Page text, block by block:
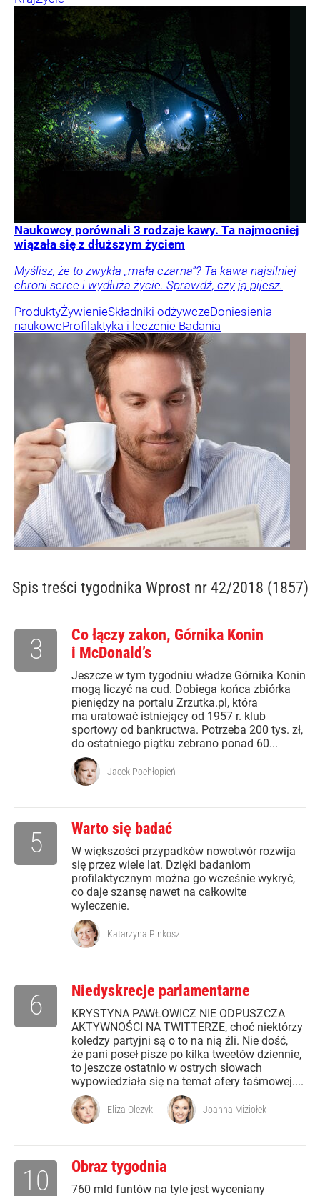
Naukowcy porównali 3 rodzaje kawy. Ta najmocniej
wiązała się z dłuższym życiem
Myślisz, że to zwykła „mała czarna”? Ta kawa najsilniej
chroni serce i wydłuża życie. Sprawdź, czy ją pijesz.
ProduktyŻywienieSkładniki odżywczeDoniesienia
naukoweProfilaktyka i leczenie Badania
Spis treści tygodnika Wprost nr 42/2018 (1857)
Co łączy zakon, Górnika Konin
i McDonald’s
Jeszcze w tym tygodniu władze Górnika Konin
mogą liczyć na cud. Dobiega końca zbiórka
pieniędzy na portalu Zrzutka.pl, która
ma uratować istniejący od 1957 r. klub
sportowy od bankructwa. Potrzeba 200 tys. zł,
do ostatniego piątku zebrano ponad 60...
3
Jacek Pochłopień
Warto się badać
W większości przypadków nowotwór rozwija
się przez wiele lat. Dzięki badaniom
profilaktycznym można go wcześnie wykryć,
co daje szansę nawet na całkowite
wyleczenie.
5
Katarzyna Pinkosz
Niedyskrecje parlamentarne
KRYSTYNA PAWŁOWICZ NIE ODPUSZCZA
AKTYWNOŚCI NA TWITTERZE, choć niektórzy
koledzy partyjni są o to na nią źli. Nie dość,
że pani poseł pisze po kilka tweetów dziennie,
to jeszcze ostatnio w ostrych słowach
wypowiedziała się na temat afery taśmowej....
6
Eliza Olczyk Joanna Miziołek
Obraz tygodnia
760 mld funtów na tyle jest wyceniany
10